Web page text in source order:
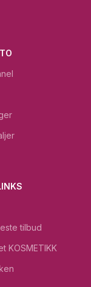
tilbud
KOSMETIKK